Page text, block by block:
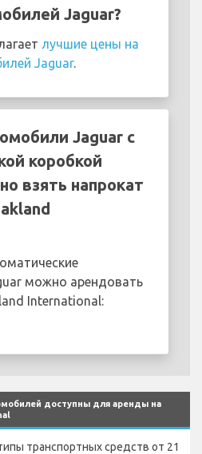
Jaguar?
лучшие цены на
Jaguar.
Jaguar с
коробкой
взять напрокат
можно арендовать
International:
доступны для аренды на
транспортных средств от 21